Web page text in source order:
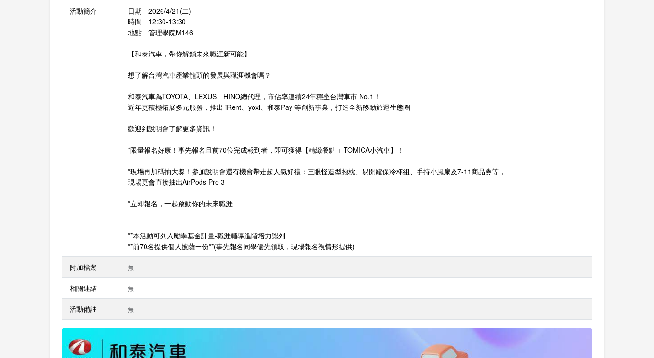
活動簡介
日期：2026/4/21(二)
時間：12:30-13:30
地點：管理學院M146
【和泰汽車，帶你解鎖未來職涯新可能】
想了解台灣汽車產業龍頭的發展與職涯機會嗎？
和泰汽車為TOYOTA、LEXUS、HINO總代理，市佔率連續24年穩坐台灣車市 No.1！
近年更積極拓展多元服務，推出 iRent、yoxi、和泰Pay 等創新事業，打造全新移動旅運生態圈
歡迎到說明會了解更多資訊！
*限量報名好康！事先報名且前70位完成報到者，即可獲得【精緻餐點 + TOMICA小汽車】！
*現場再加碼抽大獎！參加說明會還有機會帶走超人氣好禮：三眼怪造型抱枕、易開罐保冷杯組、手持小風扇及7-11商品券等，
現場更會直接抽出AirPods Pro 3
*立即報名，一起啟動你的未來職涯！
**本活動可列入勵學基金計畫-職涯輔導進階培力認列
**前70名提供個人披薩一份**(事先報名同學優先領取，現場報名視情形提供)
附加檔案 無
相關連結 無
活動備註 無